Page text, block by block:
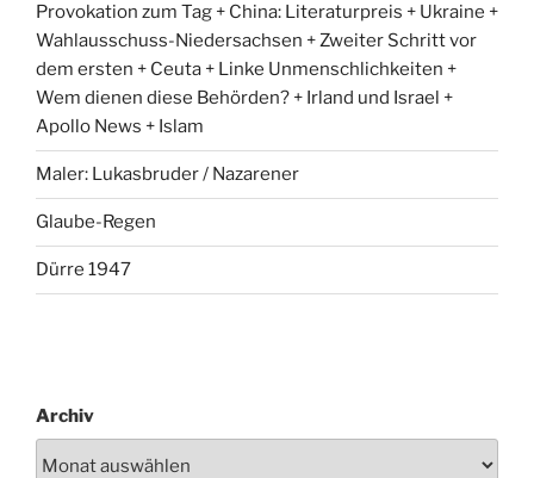
Provokation zum Tag + China: Literaturpreis + Ukraine +
Wahlausschuss-Niedersachsen + Zweiter Schritt vor
dem ersten + Ceuta + Linke Unmenschlichkeiten +
Wem dienen diese Behörden? + Irland und Israel +
Apollo News + Islam
Maler: Lukasbruder / Nazarener
Glaube-Regen
Dürre 1947
Archiv